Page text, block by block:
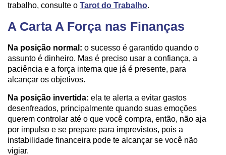
trabalho, consulte o Tarot do Trabalho.
A Carta A Força nas Finanças
Na posição normal: o sucesso é garantido quando o
assunto é dinheiro. Mas é preciso usar a confiança, a
paciência e a força interna que já é presente, para
alcançar os objetivos.
Na posição invertida: ela te alerta a evitar gastos
desenfreados, principalmente quando suas emoções
querem controlar até o que você compra, então, não aja
por impulso e se prepare para imprevistos, pois a
instabilidade financeira pode te alcançar se você não
vigiar.